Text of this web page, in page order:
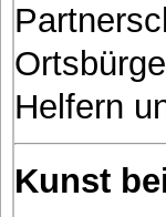
Helfern
Kunst